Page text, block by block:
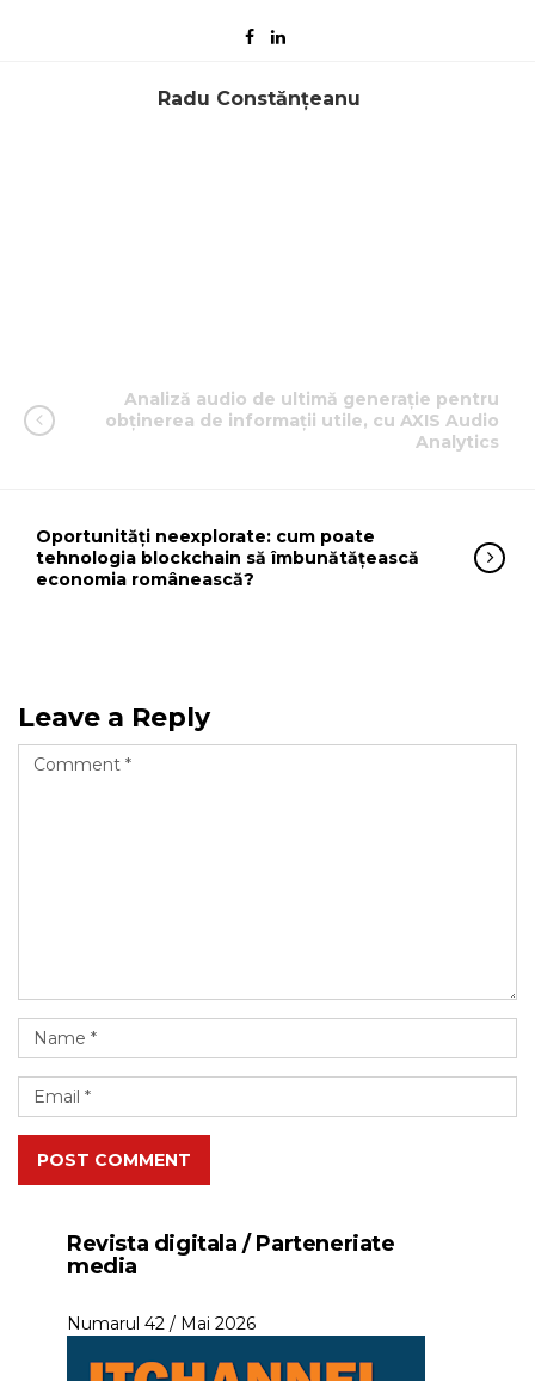
Radu Constănțeanu
Analiză audio de ultimă generație pentru
obținerea de informații utile, cu AXIS Audio
Analytics
Oportunități neexplorate: cum poate
tehnologia blockchain să îmbunătățească
economia românească?
Leave a Reply
POST COMMENT
Revista digitala / Parteneriate
media
Numarul 42 / Mai 2026